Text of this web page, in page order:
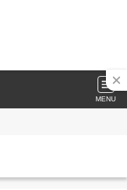
MENU